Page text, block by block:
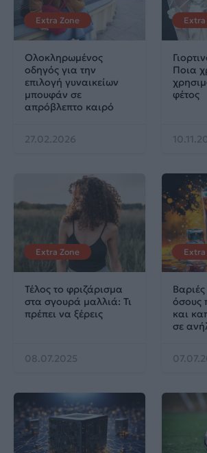
Extra Zone
Ολοκληρωμένος
οδηγός για την
επιλογή γυναικείων
μπουφάν σε
απρόβλεπτο καιρό
27.02.2026
Extra
Ποια
φέτος
Extra Zone
Τέλος το φριζάρισμα
στα σγουρά μαλλιά: Τι
πρέπει να ξέρεις
08.07.2025
Extra
όσους
και
σε